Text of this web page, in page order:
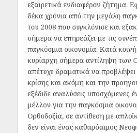
εξαιρετικά ενδιαφέρον ζήτημα.
δέκα χρόνια από την μεγάλη
του 2008 που συγκλόνισε και
σήμερα να επηρεάζει με τις
παγκόσμια οικονομία. Κατά
κυρίαρχη σήμερα αντίληψη των
απέτυχε δραματικά να
κρίσης και ακόμη και την
εξέδιδε αναλύσεις υποσχόμενες
μέλλον για την παγκόσμια
Ορθοδοξία, σε αντίθεση με
δεν είναι ένας καθαρόαιμος